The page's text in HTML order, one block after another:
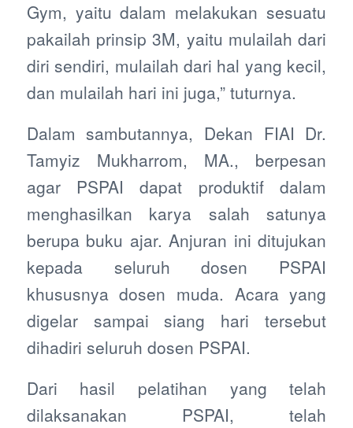
Gym, yaitu dalam melakukan sesuatu
pakailah prinsip 3M, yaitu mulailah dari
diri sendiri, mulailah dari hal yang kecil,
dan mulailah hari ini juga,” tuturnya.
Dalam sambutannya, Dekan FIAI Dr.
Tamyiz Mukharrom, MA., berpesan
agar PSPAI dapat produktif dalam
menghasilkan karya salah satunya
berupa buku ajar. Anjuran ini ditujukan
kepada seluruh dosen PSPAI
khususnya dosen muda. Acara yang
digelar sampai siang hari tersebut
dihadiri seluruh dosen PSPAI.
Dari hasil pelatihan yang telah
dilaksanakan PSPAI, telah